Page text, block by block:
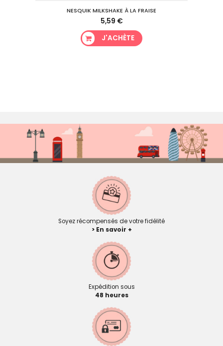
NESQUIK MILKSHAKE À LA FRAISE
5,59 €
J'ACHÈTE
Soyez récompensés de votre fidélité
> En savoir +
Expédition sous
48 heures